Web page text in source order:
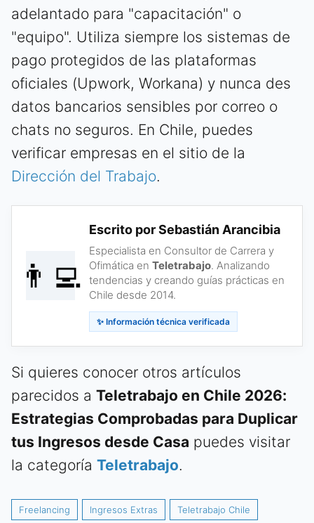
adelantado para "capacitación" o
"equipo". Utiliza siempre los sistemas de
pago protegidos de las plataformas
oficiales (Upwork, Workana) y nunca des
datos bancarios sensibles por correo o
chats no seguros. En Chile, puedes
verificar empresas en el sitio de la
Dirección del Trabajo.
👨‍💻
Escrito por Sebastián Arancibia
Especialista en Consultor de Carrera y
Ofimática en Teletrabajo. Analizando
tendencias y creando guías prácticas en
Chile desde 2014.
✨ Información técnica verificada
Si quieres conocer otros artículos
parecidos a Teletrabajo en Chile 2026:
Estrategias Comprobadas para Duplicar
tus Ingresos desde Casa puedes visitar
la categoría Teletrabajo.
Freelancing Ingresos Extras Teletrabajo Chile